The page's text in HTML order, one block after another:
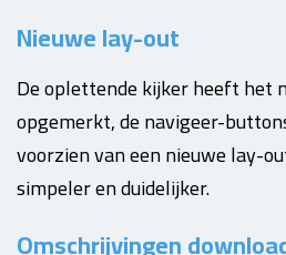
Nieuwe lay-out
De oplettende kijker heeft het
opgemerkt, de navigeer-
voorzien van een nieuwe lay-
simpeler en duidelijker.
Omschrijvingen